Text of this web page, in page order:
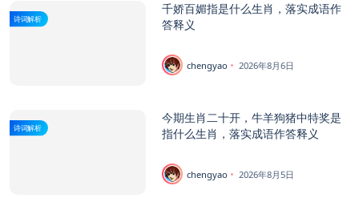
诗词解析
千娇百媚指是什么生肖，落实成语作
答释义
chengyao 2026年8月6日
诗词解析
今期生肖二十开，牛羊狗猪中特奖是
指什么生肖，落实成语作答释义
chengyao 2026年8月5日